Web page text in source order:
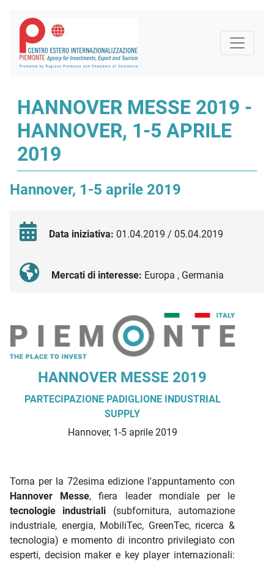
HANNOVER MESSE 2019 -
HANNOVER, 1-5 APRILE
2019
Hannover, 1-5 aprile 2019
Data iniziativa: 01.04.2019 / 05.04.2019
Mercati di interesse: Europa , Germania
Descrizione iniziativa
HANNOVER MESSE 2019
PARTECIPAZIONE PADIGLIONE INDUSTRIAL
SUPPLY
Hannover, 1-5 aprile 2019
Torna per la 72esima edizione l'appuntamento con
Hannover Messe, fiera leader mondiale per le
tecnologie industriali (subfornitura, automazione
industriale, energia, MobiliTec, GreenTec, ricerca &
tecnologia) e momento di incontro privilegiato con
esperti, decision maker e key player internazionali: